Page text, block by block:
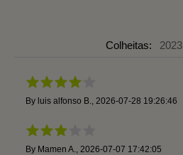
Colheitas: 2023
By luis alfonso B. 2026-07-28 19:26:46
By Mamen A. 2026-07-07 17:42:05